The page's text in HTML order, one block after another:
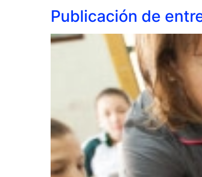
Publicación de